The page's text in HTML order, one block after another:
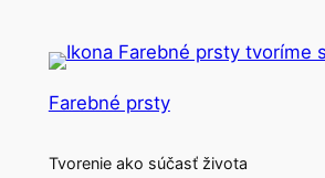
Farebné prsty
Tvorenie ako súčasť života